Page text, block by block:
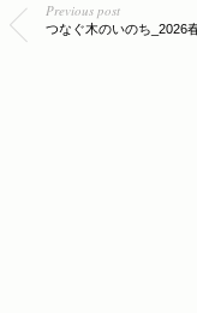
Previous post
つなぐ木のいのち_2026